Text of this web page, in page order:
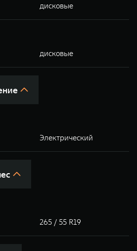
дисковые
дисковые
Электрический
265 / 55 R19